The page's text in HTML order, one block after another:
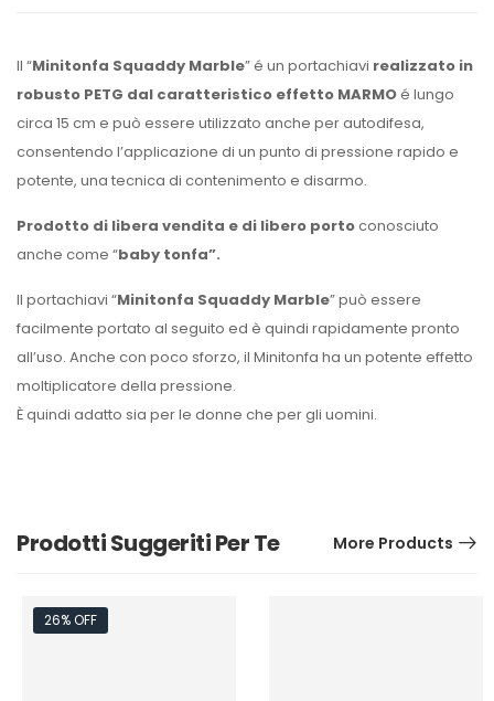
Il “Minitonfa Squaddy Marble” é un portachiavi realizzato in
robusto PETG dal caratteristico effetto MARMOé lungo
circa 15 cm e può essere utilizzato anche per autodifesa,
consentendo l’applicazione di un punto di pressione rapido e
potente, una tecnica di contenimento e disarmo.
Prodotto di libera vendita e di libero portoconosciuto
anche come “baby tonfa”.
Il portachiavi “Minitonfa Squaddy Marble” può essere
facilmente portato al seguito ed è quindi rapidamente pronto
all’uso. Anche con poco sforzo, il Minitonfa ha un potente effetto
moltiplicatore della pressione.
È quindi adatto sia per le donne che per gli uomini.
Prodotti Suggeriti Per Te More Products
26% OFF